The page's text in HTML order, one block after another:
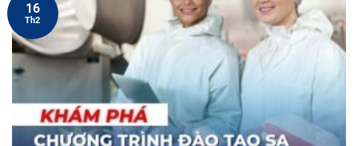
16
Th2